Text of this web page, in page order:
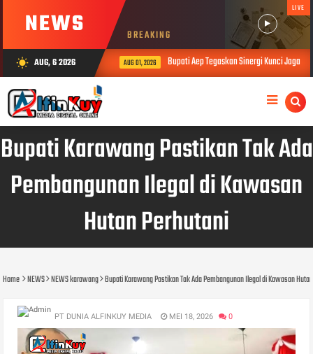
NEWS BREAKING
LIVE
wb_sunny AUG, 6 2026 AUG 01, 2026 Bupati Aep Tegaskan Sinergi Kunci Jaga
Bupati Karawang Pastikan Tak Ada
Pembangunan Ilegal di Kawasan
Hutan Perhutani
Home NEWS NEWS karawang Bupati Karawang Pastikan Tak Ada Pembangunan Ilegal di Kawasan
PT DUNIA ALFINKUY MEDIA MEI 18, 2026 0